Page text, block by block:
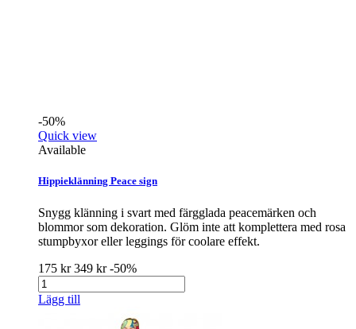
-50%
Quick view
Available
Hippieklänning Peace sign
Snygg klänning i svart med färgglada peacemärken och
blommor som dekoration. Glöm inte att komplettera med rosa
stumpbyxor eller leggings för coolare effekt.
175 kr349 kr-50%
Lägg till